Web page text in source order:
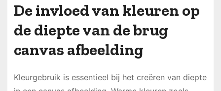
De invloed van kleuren op
de diepte van de brug
canvas afbeelding
Kleurgebruik is essentieel bij het creëren van diepte